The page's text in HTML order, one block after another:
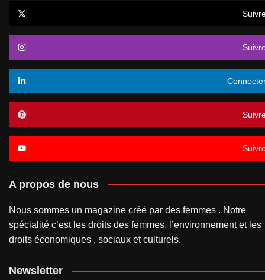
A propos de nous
Nous sommes un magazine créé par des femmes . Notre
spécialité c’est les droits des femmes, l’environnement et les
droits économiques , sociaux et culturels.
Newsletter